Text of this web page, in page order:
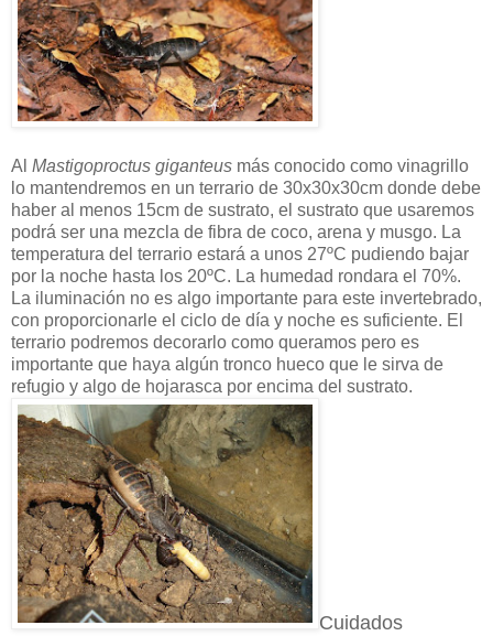
Al Mastigoproctus giganteus más conocido como vinagrillo
lo mantendremos en un terrario de 30x30x30cm donde debe
haber al menos 15cm de sustrato, el sustrato que usaremos
podrá ser una mezcla de fibra de coco, arena y musgo. La
temperatura del terrario estará a unos 27ºC pudiendo bajar
por la noche hasta los 20ºC. La humedad rondara el 70%.
La iluminación no es algo importante para este invertebrado,
con proporcionarle el ciclo de día y noche es suficiente. El
terrario podremos decorarlo como queramos pero es
importante que haya algún tronco hueco que le sirva de
refugio y algo de hojarasca por encima del sustrato.
Cuidados